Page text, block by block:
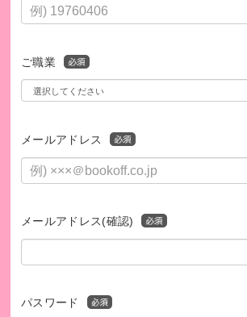
ご職業
メールアドレス
メールアドレス(確認)
パスワード